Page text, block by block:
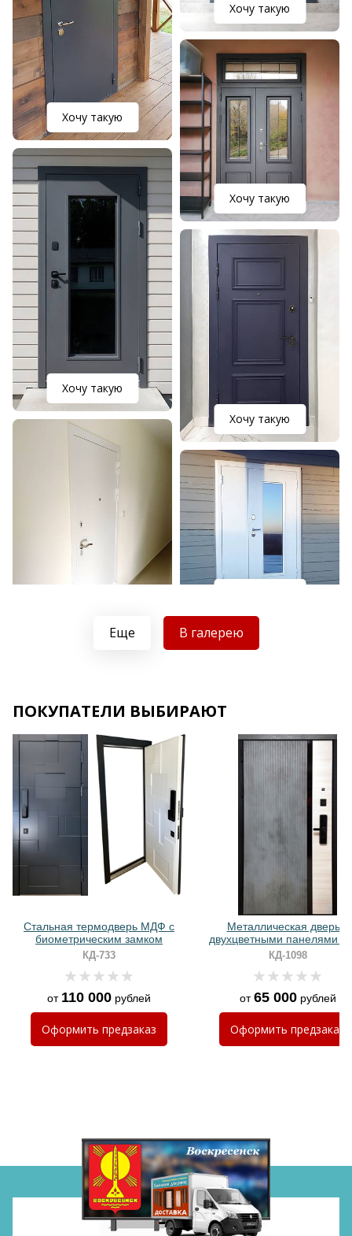
Хочу такую
Хочу такую
Хочу такую
Хочу такую
Хочу такую
Хочу такую
Хочу такую
Хочу такую
Хочу такую
Хочу такую
Еще В галерею
ПОКУПАТЕЛИ ВЫБИРАЮТ
Стальная термодверь МДФ с
биометрическим замком
КД-733
от 110 000 рублей
Оформить предзаказ
Металлическая дверь с
двухцветными панелями
ПВХ и биометрическим
КД-1098
от65 000рублей
Оформить предзаказ